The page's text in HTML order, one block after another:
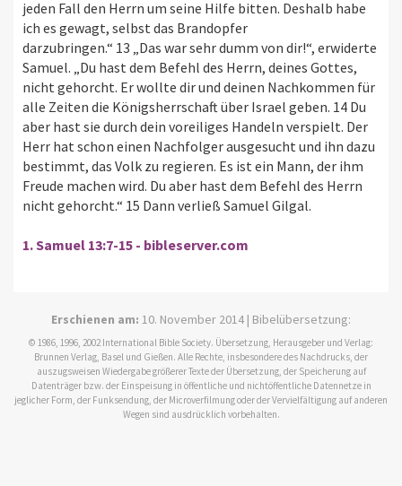
jeden Fall den Herrn um seine Hilfe bitten. Deshalb habe
ich es gewagt, selbst das Brandopfer
darzubringen.“ 13 „Das war sehr dumm von dir!“, erwiderte
Samuel. „Du hast dem Befehl des Herrn, deines Gottes,
nicht gehorcht. Er wollte dir und deinen Nachkommen für
alle Zeiten die Königsherrschaft über Israel geben. 14 Du
aber hast sie durch dein voreiliges Handeln verspielt. Der
Herr hat schon einen Nachfolger ausgesucht und ihn dazu
bestimmt, das Volk zu regieren. Es ist ein Mann, der ihm
Freude machen wird. Du aber hast dem Befehl des Herrn
nicht gehorcht.“ 15 Dann verließ Samuel Gilgal.
1. Samuel 13:7-15 - bibleserver.com
Erschienen am: 10. November 2014 | Bibelübersetzung:
© 1986, 1996, 2002 International Bible Society. Übersetzung, Herausgeber und Verlag:
Brunnen Verlag, Basel und Gießen. Alle Rechte, insbesondere des Nachdrucks, der
auszugsweisen Wiedergabe größerer Texte der Übersetzung, der Speicherung auf
Datenträger bzw. der Einspeisung in öffentliche und nichtöffentliche Datennetze in
jeglicher Form, der Funksendung, der Microverfilmung oder der Vervielfältigung auf anderen
Wegen sind ausdrücklich vorbehalten.